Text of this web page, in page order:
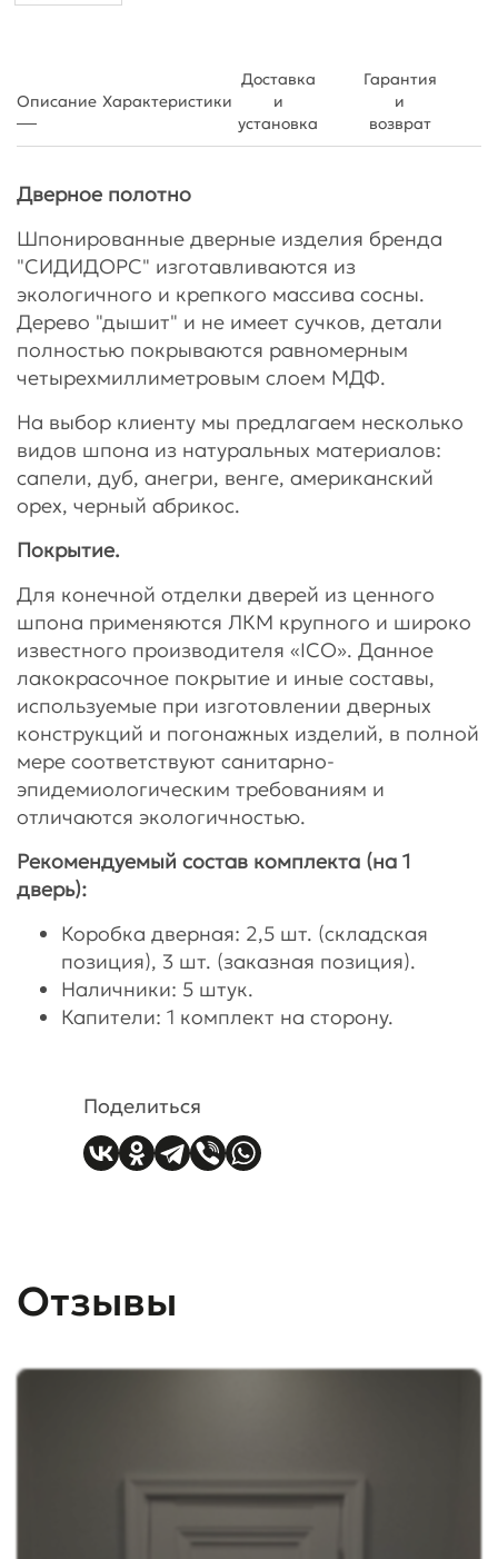
Описание Характеристики
Доставка
и
установка
Гарантия
и
возврат
Дверное полотно
Шпонированные дверные изделия бренда
"СИДИДОРС" изготавливаются из
экологичного и крепкого массива сосны.
Дерево "дышит" и не имеет сучков, детали
полностью покрываются равномерным
четырехмиллиметровым слоем МДФ.
На выбор клиенту мы предлагаем несколько
видов шпона из натуральных материалов:
сапели, дуб, анегри, венге, американский
орех, черный абрикос.
Покрытие.
Для конечной отделки дверей из ценного
шпона применяются ЛКМ крупного и широко
известного производителя «ICO». Данное
лакокрасочное покрытие и иные составы,
используемые при изготовлении дверных
конструкций и погонажных изделий, в полной
мере соответствуют санитарно-
эпидемиологическим требованиям и
отличаются экологичностью.
Рекомендуемый состав комплекта (на 1
дверь):
Коробка дверная: 2,5 шт. (складская
позиция), 3 шт. (заказная позиция).
Наличники: 5 штук.
Капители: 1 комплект на сторону.
Поделиться
Отзывы